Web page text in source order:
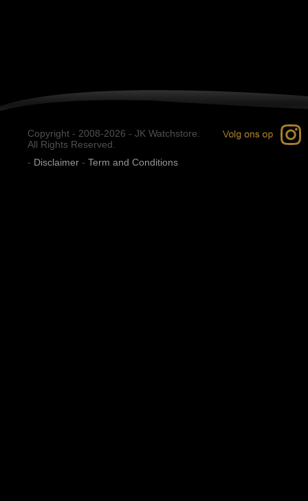
Copyright - 2008-2026 - JK Watchstore.
All Rights Reserved.
- Disclaimer - Term and Conditions